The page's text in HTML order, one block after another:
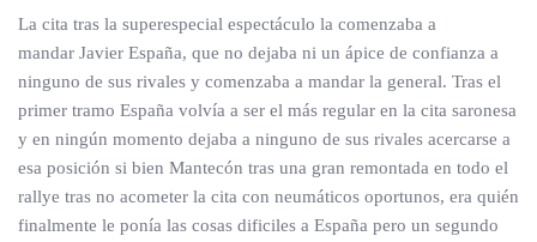
La cita tras la superespecial espectáculo la comenzaba a
mandar Javier España, que no dejaba ni un ápice de confianza a
ninguno de sus rivales y comenzaba a mandar la general. Tras el
primer tramo España volvía a ser el más regular en la cita saronesa
y en ningún momento dejaba a ninguno de sus rivales acercarse a
esa posición si bien Mantecón tras una gran remontada en todo el
rallye tras no acometer la cita con neumáticos oportunos, era quién
finalmente le ponía las cosas dificiles a España pero un segundo